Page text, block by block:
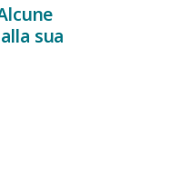
sua